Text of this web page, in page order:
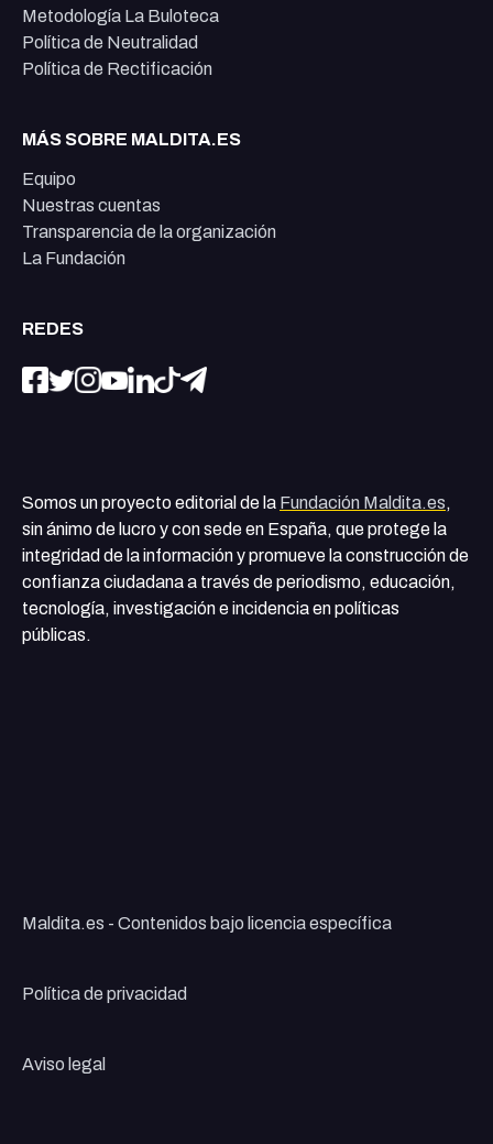
Metodología La Buloteca
Política de Neutralidad
Política de Rectificación
MÁS SOBRE MALDITA.ES
Equipo
Nuestras cuentas
Transparencia de la organización
La Fundación
REDES
Somos un proyecto editorial de la Fundación Maldita.es,
sin ánimo de lucro y con sede en España, que protege la
integridad de la información y promueve la construcción de
confianza ciudadana a través de periodismo, educación,
tecnología, investigación e incidencia en políticas
públicas.
Maldita.es - Contenidos bajo licencia específica
Política de privacidad
Aviso legal